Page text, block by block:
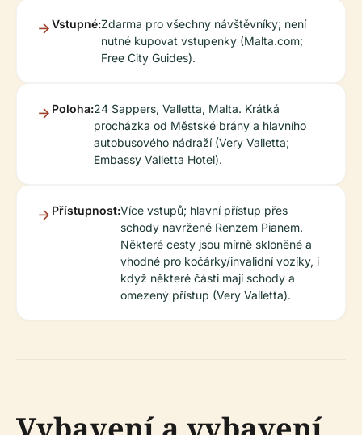
Vstupné:Zdarma pro všechny návštěvníky; není
nutné kupovat vstupenky (Malta.com;
Free City Guides).
Poloha:24 Sappers, Valletta, Malta. Krátká
procházka od Městské brány a hlavního
autobusového nádraží (Very Valletta;
Embassy Valletta Hotel).
Přístupnost:Více vstupů; hlavní přístup přes
schody navržené Renzem Pianem.
Některé cesty jsou mírně skloněné a
vhodné pro kočárky/invalidní vozíky, i
když některé části mají schody a
omezený přístup (Very Valletta).